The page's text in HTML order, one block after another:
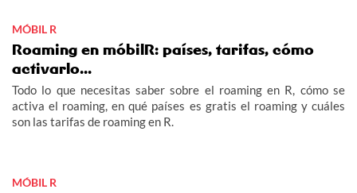
MÓBIL R
Roaming en móbilR: países, tarifas, cómo
activarlo...
Todo lo que necesitas saber sobre el roaming en R, cómo se
activa el roaming, en qué países es gratis el roaming y cuáles
son las tarifas de roaming en R.
MÓBIL R